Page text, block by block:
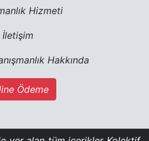
Hizmeti
İletişim
Hakkında
Ödeme